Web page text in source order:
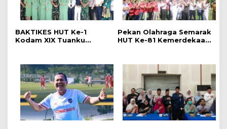
BAKTIKES HUT Ke-1
Kodam XIX Tuanku
Operasi Gratis
Pekan Olahraga Semarak
HUT Ke-81 Kemerdekaan
Pegawai